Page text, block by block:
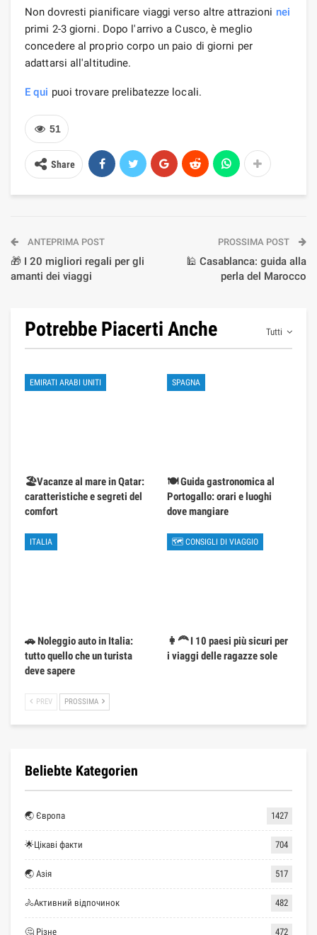
Non dovresti pianificare viaggi verso altre attrazioni nei
primi 2-3 giorni. Dopo l'arrivo a Cusco, è meglio
concedere al proprio corpo un paio di giorni per
adattarsi all'altitudine.
E qui puoi trovare prelibatezze locali.
51
Share
ANTEPRIMA POST
🎁 I 20 migliori regali per gli
amanti dei viaggi
PROSSIMA POST
🕌 Casablanca: guida alla
perla del Marocco
Tutti
Potrebbe Piacerti Anche
EMIRATI ARABI UNITI
🏖️Vacanze al mare in Qatar:
caratteristiche e segreti del
comfort
SPAGNA
🍽️ Guida gastronomica al
Portogallo: orari e luoghi
dove mangiare
ITALIA
🚗 Noleggio auto in Italia:
tutto quello che un turista
deve sapere
🗺 CONSIGLI DI VIAGGIO
👩‍🦰 I 10 paesi più sicuri per
i viaggi delle ragazze sole
PREV PROSSIMA
Beliebte Kategorien
🌏 Європа 1427
🌟Цікаві факти 704
🌏 Азія 517
🚴Активний відпочинок 482
🤔 Різне 472